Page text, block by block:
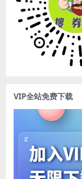
VIP全站免费下载